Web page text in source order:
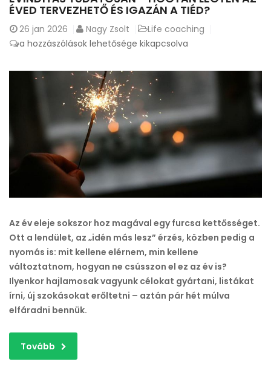
ÉVED TERVEZHETŐ ÉS IGAZÁN A TIÉD?
26 jan 2026 Nagy Zsolt
Life coaching
Évindítás
–
tervezhető
bejegyzéshez
a hozzászólások lehetősége kikapcsolva
Az év eleje sokszor hoz magával egy furcsa kettősséget.
Ott a lendület, az „idén más lesz” érzés, közben pedig a
nyomás is: mit kellene elérnem, min kellene
változtatnom, hogyan ne csússzon el ez az év is?
Ilyenkor hajlamosak vagyunk célokat gyártani, listákat
írni, új szokásokat erőltetni – aztán pár hét múlva
elfáradni bennük.
Tovább